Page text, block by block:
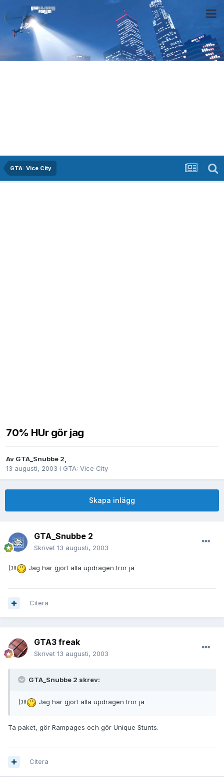
GTA: Vice City
70% HUr gör jag
Av GTA_Snubbe 2,
13 augusti, 2003 i GTA: Vice City
Skapa inlägg
GTA_Snubbe 2
Skrivet 13 augusti, 2003
(:!!! Jag har gjort alla updragen tror ja
Citera
GTA3 freak
Skrivet 13 augusti, 2003
GTA_Snubbe 2 skrev:
(:!!! Jag har gjort alla updragen tror ja
Ta paket, gör Rampages och gör Unique Stunts.
Citera